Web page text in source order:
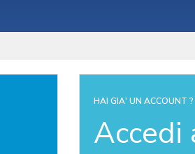
HAI GIA' UN ACCOUNT ?
Accedi